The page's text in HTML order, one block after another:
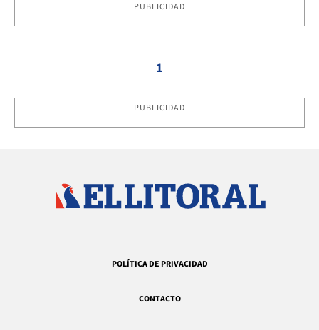
PUBLICIDAD
1
PUBLICIDAD
POLÍTICA DE PRIVACIDAD
CONTACTO